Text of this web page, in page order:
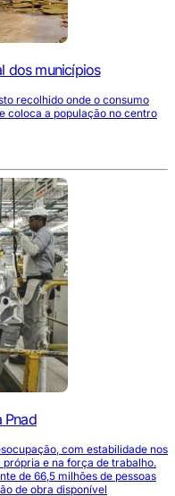
dos municípios
recolhido onde o consumo
coloca a população no centro
Pnad
com estabilidade nos
e na força de trabalho.
de 66,5 milhões de pessoas
de obra disponível